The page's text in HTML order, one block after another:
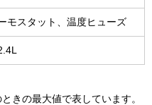
モスタット、温度ヒューズ
きの最大値で表しています。